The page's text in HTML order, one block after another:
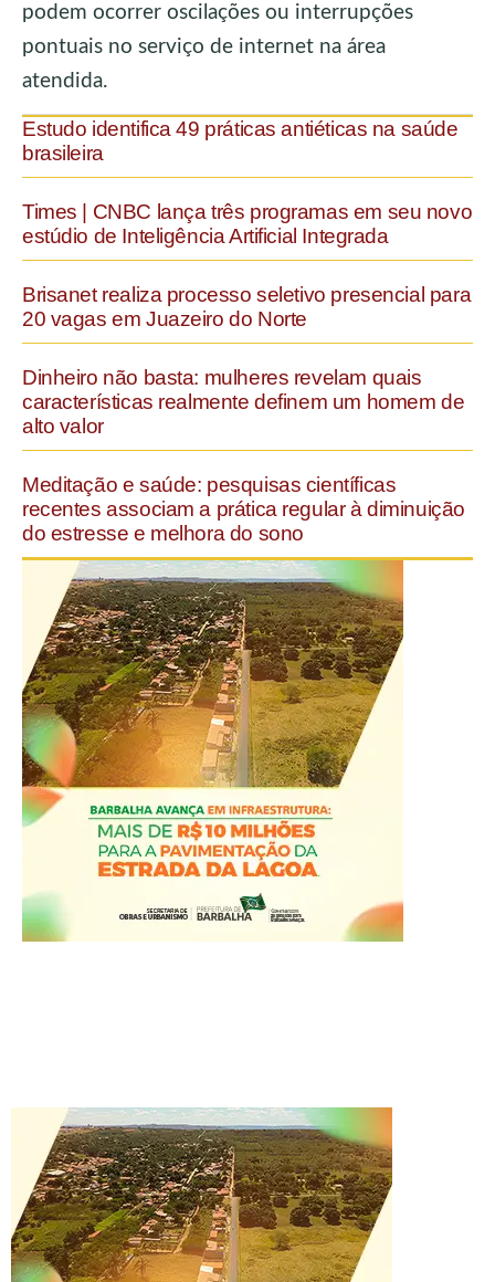
podem ocorrer oscilações ou interrupções
pontuais no serviço de internet na área
atendida.
Estudo identifica 49 práticas antiéticas na saúde
brasileira
Times | CNBC lança três programas em seu novo
estúdio de Inteligência Artificial Integrada
Brisanet realiza processo seletivo presencial para
20 vagas em Juazeiro do Norte
Dinheiro não basta: mulheres revelam quais
características realmente definem um homem de
alto valor
Meditação e saúde: pesquisas científicas
recentes associam a prática regular à diminuição
do estresse e melhora do sono